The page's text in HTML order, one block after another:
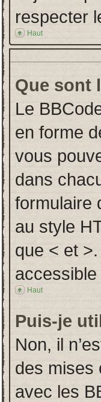
respecter
Haut
Que sont
Le
en forme
vous
dans
formulaire
au style
que < et
Haut
Puis-je
Non, il
des mises
avec les